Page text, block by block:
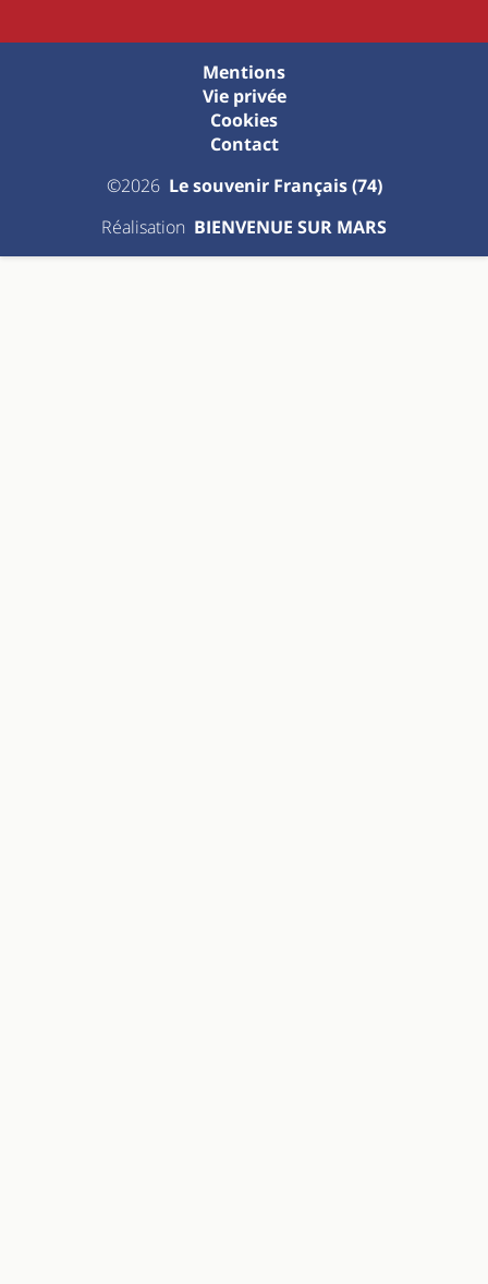
©2026 Le souvenir Français (74)
Mentions
Vie privée
Cookies
Contact
Réalisation BIENVENUE SUR MARS